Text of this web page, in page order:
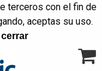
terceros con el fin de
aceptas su uso.
cerrar